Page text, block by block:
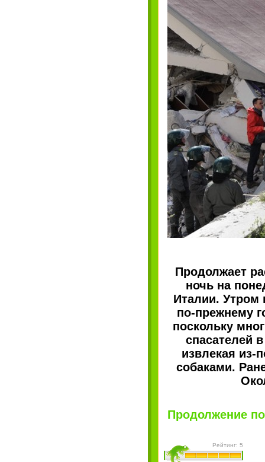
Продолжает
ночь на
Италии. Утром
по-прежнему
поскольку
спасателей
извлекая
собаками.
Продолжение
Рейтинг: 5